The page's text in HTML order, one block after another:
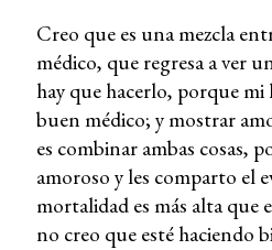
Creo que es una mezcla
médico, que regresa a ver
hay que hacerlo, porque mi
buen médico; y mostrar
es combinar ambas cosas,
amoroso y les comparto el
mortalidad es más alta que
no creo que esté haciendo